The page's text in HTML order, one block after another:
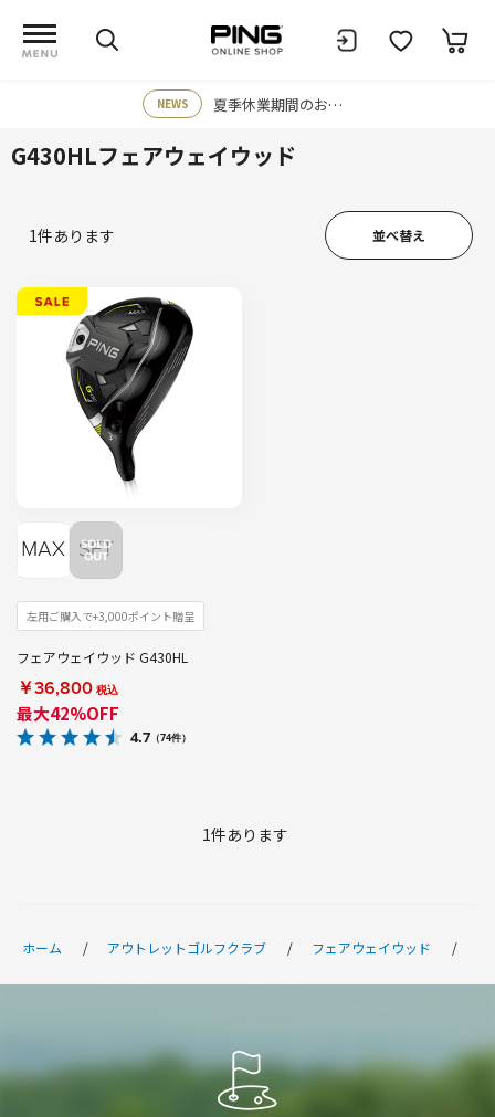
NEWS 夏季休業期間のお知らせ
G430HLフェアウェイウッド
並べ替え
1件あります
左用ご購入で+3,000ポイント贈呈
フェアウェイウッド G430HL
￥36,800 税込
最大42%OFF
4.7 （74件）
1件あります
ホーム アウトレットゴルフクラブ フェアウェイウッド